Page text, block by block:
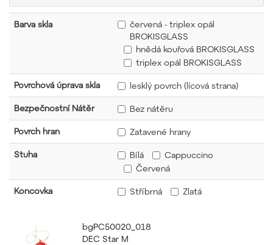
Barva skla
červená - triplex opál
BROKISGLASS
hnědá kouřová BROKISGLASS
triplex opál BROKISGLASS
Povrchová úprava skla lesklý povrch (lícová strana)
Bezpečnostní Nátěr Bez nátěru
Povrch hran Zatavené hrany
Stuha Bílá
Cappuccino
Červená
Koncovka Stříbrná Zlatá
bgPC50020_018
DEC Star M